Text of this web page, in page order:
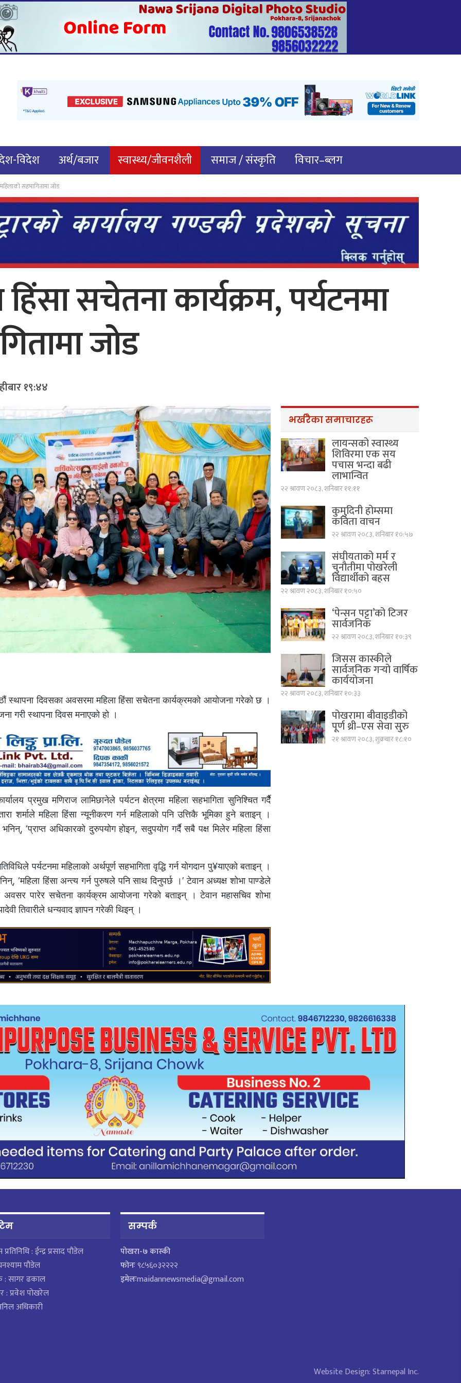
विदेश अर्थ/बजार स्वास्थ्य/जीवनशैली समाज / संस्कृति विचार–ब्लग
सहभागितामा जोड
हिंसा सचेतना कार्यक्रम, पर्यटनमा
जोड
१९:४४
स्थापना दिवसका अवसरमा महिला हिंसा सचेतना कार्यक्रमको आयोजना गरेको छ ।
गरी स्थापना दिवस मनाएको हो ।
प्रमुख मणिराज लामिछानेले पर्यटन क्षेत्रमा महिला सहभागिता सुनिश्चित गर्दैै
शर्माले महिला हिंसा न्यूनीकरण गर्न महिलाको पनि उत्तिकै भूमिका हुने बताइन् ।
‘प्राप्त अधिकारको दुरुपयोग होइन, सदुपयोग गर्दै सबै पक्ष मिलेर महिला हिंसा
पर्यटनमा महिलाको अर्थपूर्ण सहभागिता वृद्धि गर्न योगदान पु¥याएको बताइन् ।
‘महिला हिंसा अन्त्य गर्न पुरुषले पनि साथ दिनुपर्छ ।’ टेवान अध्यक्ष शोभा पाण्डेले
अवसर पारेर सचेतना कार्यक्रम आयोजना गरेको बताइन् । टेवान महासचिव शोभा
तिवारीले धन्यवाद ज्ञापन गरेकी थिइन् ।
भर्खरैका समाचारहरू
लायन्सको स्वास्थ्य
शिविरमा एक सय
पचास भन्दा बढी
लाभान्वित
२२ श्रावण २०८३, शनिबार ११:११
कुमुदिनी होम्समा
कविता वाचन
२२ श्रावण २०८३, शनिबार १०:५७
संघीयताको मर्म र
चुनौतीमा पोखरेली
विद्यार्थीको बहस
२२ श्रावण २०८३, शनिबार १०:५०
‘पेन्सन पट्टा’को टिजर
सार्वजनिक
२२ श्रावण २०८३, शनिबार १०:३९
जिसस कास्कीले
सार्वजनिक गर्‍यो वार्षिक
कार्ययोजना
२२ श्रावण २०८३, शनिबार १०:३३
पोखरामा बीवाइडीको
पूर्ण थ्री–एस सेवा सुरु
२१ श्रावण २०८३, शुक्रबार १८:१०
: ईन्द्र प्रसाद पौडेल
पौडेल
: सागर ढकाल
: प्रवेश पोखरेल
अधिकारी
सम्पर्क
पाेखरा-७ कास्की
फोनः९८५६०३२२२२
इमेलःmaidannewsmedia@gmail.com
Website Design:Starnepal Inc.